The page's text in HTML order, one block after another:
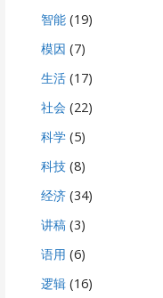
智能 (19)
模因 (7)
生活 (17)
社会 (22)
科学 (5)
科技 (8)
经济 (34)
讲稿 (3)
语用 (6)
逻辑 (16)